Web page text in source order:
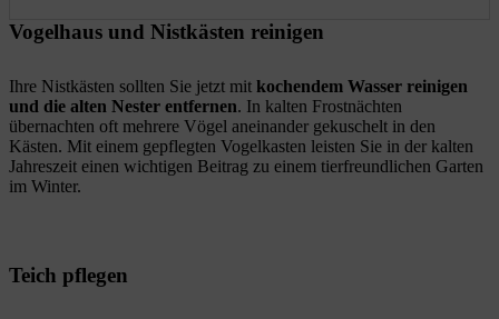
Vogelhaus und Nistkästen reinigen
Ihre Nistkästen sollten Sie jetzt mit kochendem Wasser reinigen
und die alten Nester entfernen. In kalten Frostnächten
übernachten oft mehrere Vögel aneinander gekuschelt in den
Kästen. Mit einem gepflegten Vogelkasten leisten Sie in der kalten
Jahreszeit einen wichtigen Beitrag zu einem tierfreundlichen Garten
im Winter.
Teich pflegen